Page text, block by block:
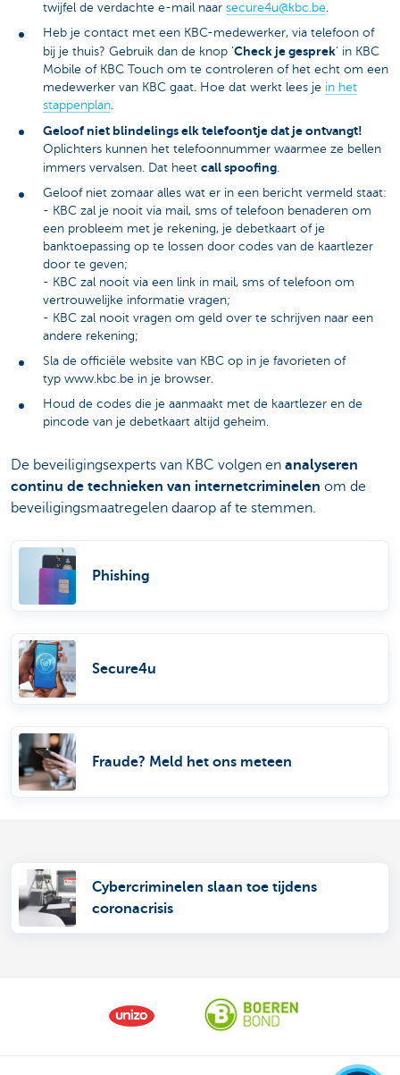
twijfel de verdachte e-mail naar secure4u@kbc.be.
Heb je contact met een KBC-medewerker, via telefoon of
bij je thuis? Gebruik dan de knop 'Check je gesprek' in KBC
Mobile of KBC Touch om te controleren of het echt om een
medewerker van KBC gaat. Hoe dat werkt lees je in het
stappenplan.
Geloof niet blindelings elk telefoontje dat je ontvangt!
Oplichters kunnen het telefoonnummer waarmee ze bellen
immers vervalsen. Dat heet call spoofing.
Geloof niet zomaar alles wat er in een bericht vermeld staat:
- KBC zal je nooit via mail, sms of telefoon benaderen om
een probleem met je rekening, je debetkaart of je
banktoepassing op te lossen door codes van de kaartlezer
door te geven;
- KBC zal nooit via een link in mail, sms of telefoon om
vertrouwelijke informatie vragen;
- KBC zal nooit vragen om geld over te schrijven naar een
andere rekening;
Sla de officiële website van KBC op in je favorieten of
typ www.kbc.be in je browser.
Houd de codes die je aanmaakt met de kaartlezer en de
pincode van je debetkaart altijd geheim.
De beveiligingsexperts van KBC volgen en analyseren
continu de technieken van internetcriminelen om de
beveiligingsmaatregelen daarop af te stemmen.
Phishing
Secure4u
Fraude? Meld het ons meteen
Cybercriminelen slaan toe tijdens
coronacrisis